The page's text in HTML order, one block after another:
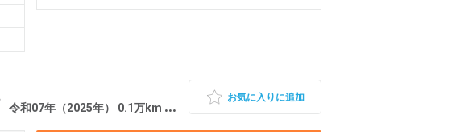
令和07年（2025年） 0.1万km 千葉県東金市
お気に入りに追加